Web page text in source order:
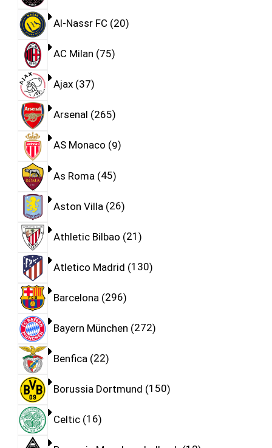
Al-Nassr FC 20
AC Milan 75
Ajax 37
Arsenal 265
AS Monaco 9
As Roma 45
Aston Villa 26
Athletic Bilbao 21
Atletico Madrid 130
Barcelona 296
Bayern München 272
Benfica 22
Borussia Dortmund 150
Celtic 16